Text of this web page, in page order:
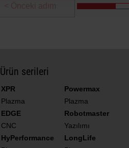
Ürün serileri
XPR
Plazma
Powermax
Plazma
EDGE
CNC
Robotmaster
Yazılımı
HyPerformance
LongLife